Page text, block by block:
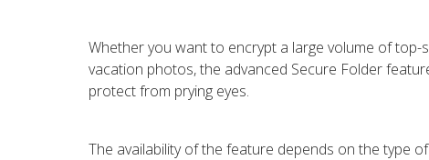
Whether you want to encrypt a large volume of
vacation photos, the advanced Secure Folder
protect from prying eyes.
The availability of the feature depends on the type